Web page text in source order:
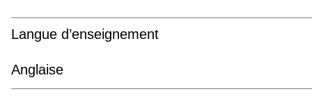
Langue d’enseignement
Anglaise